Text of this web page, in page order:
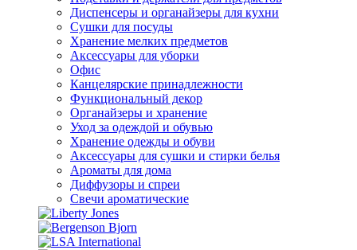
Диспенсеры и органайзеры для кухни
Сушки для посуды
Хранение мелких предметов
Аксессуары для уборки
Офис
Канцелярские принадлежности
Функциональный декор
Органайзеры и хранение
Уход за одеждой и обувью
Хранение одежды и обуви
Аксессуары для сушки и стирки белья
Ароматы для дома
Диффузоры и спреи
Свечи ароматические